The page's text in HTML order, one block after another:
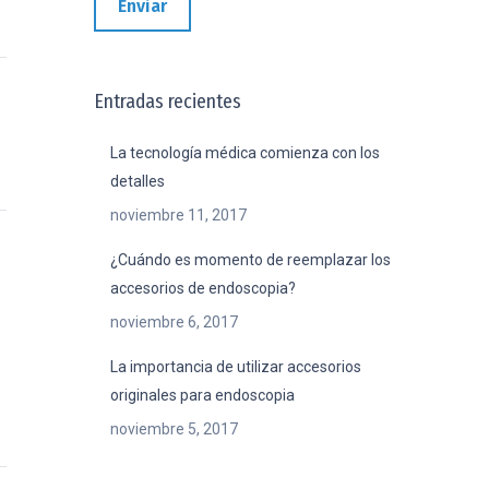
Enviar
Entradas recientes
La tecnología médica comienza con los
detalles
noviembre 11, 2017
¿Cuándo es momento de reemplazar los
accesorios de endoscopia?
noviembre 6, 2017
La importancia de utilizar accesorios
originales para endoscopia
noviembre 5, 2017